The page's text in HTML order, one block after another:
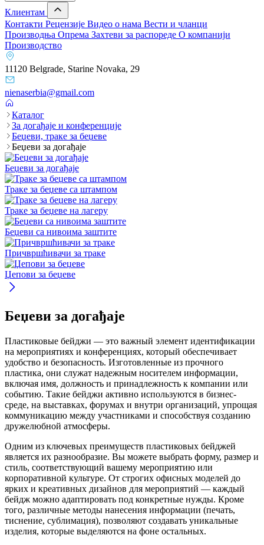
Клиентам
Контакти Рецензије Видео о нама Вести и чланци
Производња Опрема Захтеви за распореде О компанији
Производство
11120 Belgrade, Starine Novaka, 29
nienaserbia@gmail.com
Каталог
За догађаје и конференције
Беџеви, траке за беџеве
Беџеви за догађаје
Беџеви за догађаје
Траке за беџеве са штампом
Траке за беџеве на лагеру
Беџеви са нивоима заштите
Причвршћивачи за траке
Џепови за беџеве
Беџеви за догађаје
Пластиковые бейджи — это важный элемент идентификации
на мероприятиях и конференциях, который обеспечивает
удобство и безопасность. Изготовленные из прочного
пластика, они служат надежным носителем информации,
включая имя, должность и принадлежность к компании или
событию. Такие бейджи активно используются в бизнес-
среде, на выставках, форумах и внутри организаций, упрощая
коммуникацию между участниками и способствуя созданию
дружелюбной атмосферы.
Одним из ключевых преимуществ пластиковых бейджей
является их разнообразие. Вы можете выбрать форму, размер и
стиль, соответствующий вашему мероприятию или
корпоративной культуре. От строгих офисных моделей до
ярких и креативных дизайнов для мероприятий — каждый
бейдж можно адаптировать под конкретные нужды. Кроме
того, различные методы нанесения информации (печать,
тиснение, сублимация), позволяют создавать уникальные
изделия, которые выделяются на фоне остальных.